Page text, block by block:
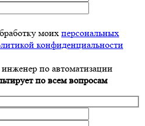
моих персональных
конфиденциальности
по автоматизации
по всем вопросам